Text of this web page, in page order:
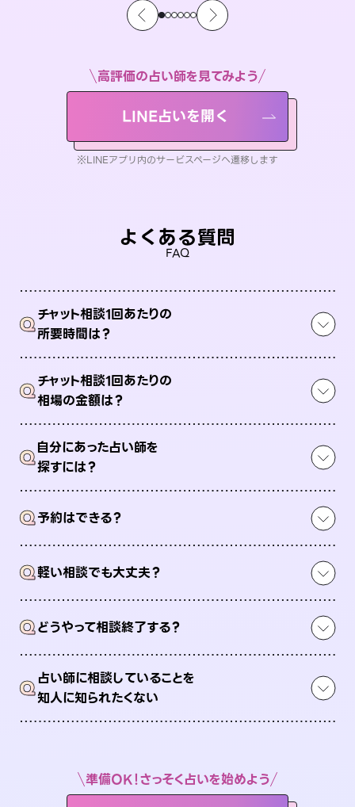
高評価の占い師を見てみよう
LINE占いを開く
※LINEアプリ内のサービスページへ遷移します
よくある質問
FAQ
Qチャット相談1回あたりの
所要時間は？
Qチャット相談1回あたりの
相場の金額は？
Q自分にあった占い師を
探すには？
Q予約はできる？
Q軽い相談でも大丈夫？
Qどうやって相談終了する？
Q占い師に相談していることを
知人に知られたくない
準備OK！さっそく占いを始めよう